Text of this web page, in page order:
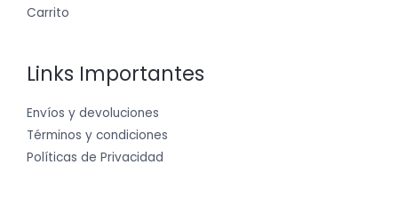
Carrito
Links Importantes
Envíos y devoluciones
Términos y condiciones
Políticas de Privacidad